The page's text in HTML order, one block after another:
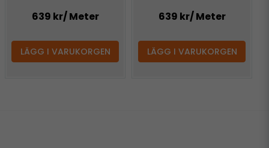
639 kr/ Meter
LÄGG I VARUKORGEN
639 kr/ Meter
LÄGG I VARUKORGEN